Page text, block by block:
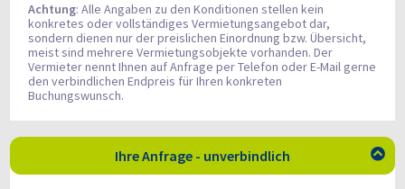
Achtung: Alle Angaben zu den Konditionen stellen kein
konkretes oder vollständiges Vermietungsangebot dar,
sondern dienen nur der preislichen Einordnung bzw. Übersicht,
meist sind mehrere Vermietungsobjekte vorhanden. Der
Vermieter nennt Ihnen auf Anfrage per Telefon oder E-Mail gerne
den verbindlichen Endpreis für Ihren konkreten
Buchungswunsch.
Ihre Anfrage - unverbindlich 